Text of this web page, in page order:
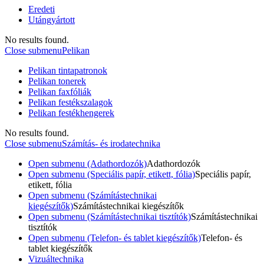
Eredeti
Utángyártott
No results found.
Close submenuPelikan
Pelikan tintapatronok
Pelikan tonerek
Pelikan faxfóliák
Pelikan festékszalagok
Pelikan festékhengerek
No results found.
Close submenuSzámítás- és irodatechnika
Open submenu (Adathordozók)Adathordozók
Open submenu (Speciális papír, etikett, fólia)Speciális papír,
etikett, fólia
Open submenu (Számítástechnikai
kiegészítők)Számítástechnikai kiegészítők
Open submenu (Számítástechnikai tisztítók)Számítástechnikai
tisztítók
Open submenu (Telefon- és tablet kiegészítők)Telefon- és
tablet kiegészítők
Vizuáltechnika